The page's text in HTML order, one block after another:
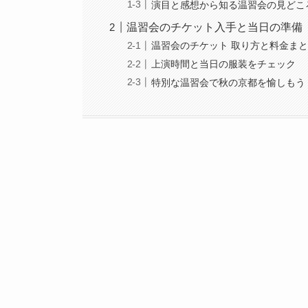
演目と感想から知る温習会の見どこ
温習会のチケット入手と当日の準備
温習会のチケット 取り方と料金ま
上演時間と当日の服装をチェック
特別な温習会で秋の京都を愉しもう